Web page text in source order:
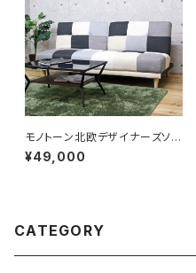
モノトーン北欧デザイナーズソフ
ァベッド
¥49,000
CATEGORY